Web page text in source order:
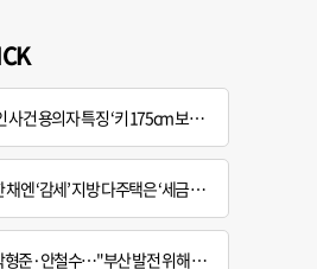
용의자 특징 ‘키 175cm 보통 체격’
엔 ‘감세’ 지방 다주택은 ‘세금 폭탄’
·안철수…"부산 발전 위해 힘 보태기로"